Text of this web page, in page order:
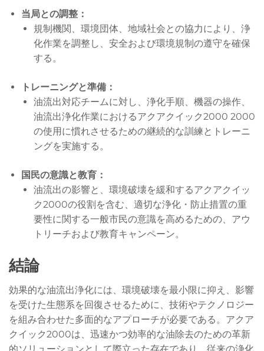
当局との調整：
規制機関、環境団体、地域社会との協力により、浄
化作業を調整し、安全および環境規制の遵守を確保
する。
トレーニングと準備：
油流出対応チームに対し、浄化手順、機器の操作、
油流出浄化作業におけるアクアクイック2000 2000
の使用に慣れさせるための継続的な訓練とトレーニ
ングを実施する。
国民の意識と教育：
油流出の影響と、環境破壊を緩和するアクアクイッ
ク2000の役割を含む、適切な浄化・防止措置の重
要性に関する一般市民の意識を高めるための、アウ
トリーチおよび教育キャンペーン。
結論
効果的な油流出浄化には、環境破壊を最小限に抑え、影響
を受けた生態系を回復させるために、技術やテクノロジー
を組み合わせた多面的なアプローチが必要である。アクア
クイック2000は、迅速かつ効率的な油除去のための革新